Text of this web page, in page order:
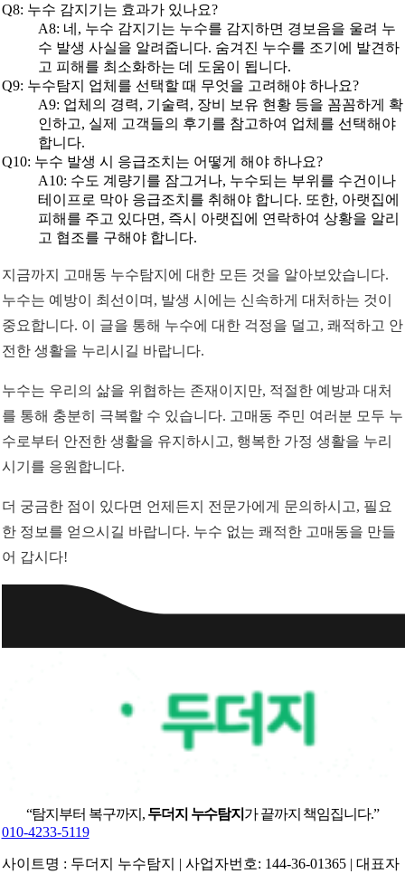
Q8: 누수 감지기는 효과가 있나요?
A8: 네, 누수 감지기는 누수를 감지하면 경보음을 울려 누
수 발생 사실을 알려줍니다. 숨겨진 누수를 조기에 발견하
고 피해를 최소화하는 데 도움이 됩니다.
Q9: 누수탐지 업체를 선택할 때 무엇을 고려해야 하나요?
A9: 업체의 경력, 기술력, 장비 보유 현황 등을 꼼꼼하게 확
인하고, 실제 고객들의 후기를 참고하여 업체를 선택해야
합니다.
Q10: 누수 발생 시 응급조치는 어떻게 해야 하나요?
A10: 수도 계량기를 잠그거나, 누수되는 부위를 수건이나
테이프로 막아 응급조치를 취해야 합니다. 또한, 아랫집에
피해를 주고 있다면, 즉시 아랫집에 연락하여 상황을 알리
고 협조를 구해야 합니다.
지금까지 고매동 누수탐지에 대한 모든 것을 알아보았습니다.
누수는 예방이 최선이며, 발생 시에는 신속하게 대처하는 것이
중요합니다. 이 글을 통해 누수에 대한 걱정을 덜고, 쾌적하고 안
전한 생활을 누리시길 바랍니다.
누수는 우리의 삶을 위협하는 존재이지만, 적절한 예방과 대처
를 통해 충분히 극복할 수 있습니다. 고매동 주민 여러분 모두 누
수로부터 안전한 생활을 유지하시고, 행복한 가정 생활을 누리
시기를 응원합니다.
더 궁금한 점이 있다면 언제든지 전문가에게 문의하시고, 필요
한 정보를 얻으시길 바랍니다. 누수 없는 쾌적한 고매동을 만들
어 갑시다!
“탐지부터 복구까지, 두더지 누수탐지 가 끝까지 책임집니다.”
010-4233-5119
사이트명 : 두더지 누수탐지 | 사업자번호: 144-36-01365 | 대표자